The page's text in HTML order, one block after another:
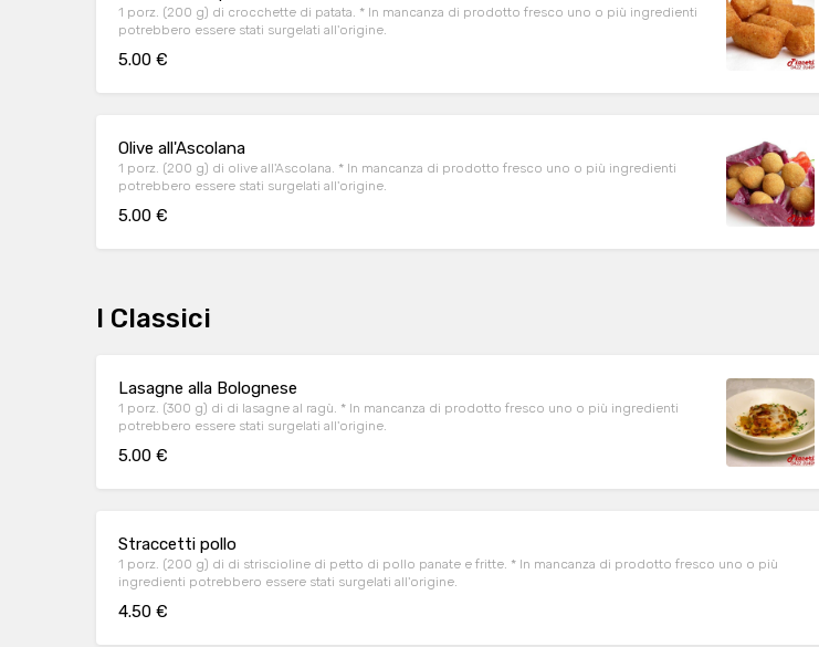
1 porz. (200 g) di crocchette di patata. * In mancanza di prodotto fresco uno o più ingredienti
potrebbero essere stati surgelati all'origine.
5.00 €
Olive all'Ascolana
1 porz. (200 g) di olive all'Ascolana. * In mancanza di prodotto fresco uno o più ingredienti
potrebbero essere stati surgelati all'origine.
5.00 €
I Classici
Lasagne alla Bolognese
1 porz. (300 g) di di lasagne al ragù. * In mancanza di prodotto fresco uno o più ingredienti
potrebbero essere stati surgelati all'origine.
5.00 €
Straccetti pollo
1 porz. (200 g) di di striscioline di petto di pollo panate e fritte. * In mancanza di prodotto fresco uno o più
ingredienti potrebbero essere stati surgelati all'origine.
4.50 €